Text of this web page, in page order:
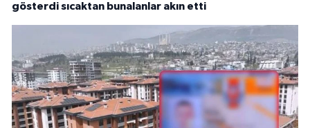
gösterdi sıcaktan bunalanlar akın etti